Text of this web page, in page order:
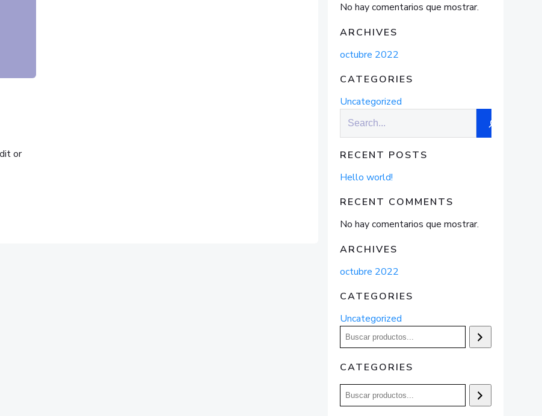
or
No hay comentarios que mostrar.
ARCHIVES
octubre 2022
CATEGORIES
Uncategorized
RECENT POSTS
Hello world!
RECENT COMMENTS
No hay comentarios que mostrar.
ARCHIVES
octubre 2022
CATEGORIES
Uncategorized
Buscar
CATEGORIES
Buscar